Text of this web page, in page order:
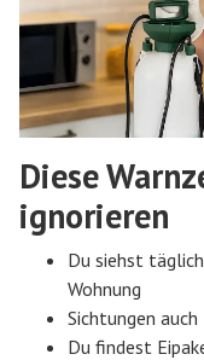
Diese
ignorieren
Du siehst
Wohnung
Sichtungen auch
Du findest